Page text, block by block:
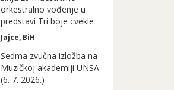
orkestralno vođenje u
predstavi Tri boje cvekle
Jajce, BiH
Sedma zvučna izložba na
Muzičkoj akademiji UNSA –
(6. 7. 2026.)